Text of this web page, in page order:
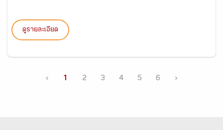
ดูรายละเอียด
‹ 1 2 3 4 5 6 ›